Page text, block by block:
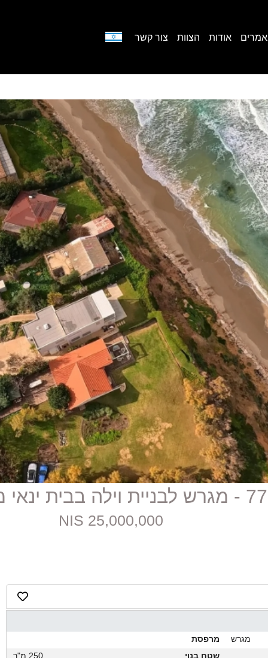
אודות הצוות צור קשר
וילה בבית ינאי מול הים
25,000,000 NIS
מגרש
מרפסת
שטח בנוי
250 מ"ר